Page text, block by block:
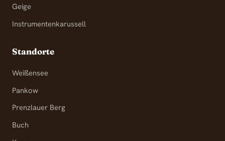
Geige
Instrumentenkarussell
Standorte
Weißensee
Pankow
Prenzlauer Berg
Buch